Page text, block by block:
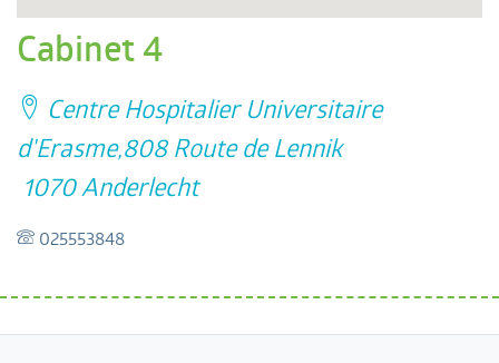
Cabinet 4
Centre Hospitalier Universitaire
d'Erasme,808 Route de Lennik
1070 Anderlecht
025553848